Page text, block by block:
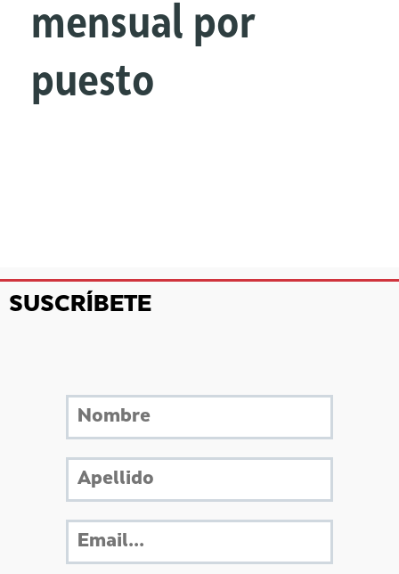
mensual por
puesto
SUSCRÍBETE